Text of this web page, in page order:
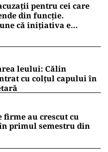
pentru cei care
din funcție.
că inițiativa e
leului: Călin
cu colțul capului în
firme au crescut cu
primul semestru din